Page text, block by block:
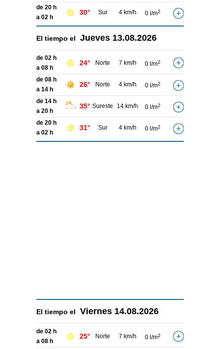
de 20 h
a 02 h
30° Sur 4 km/h 0 l/m2
El tiempo el Jueves 13.08.2026
de 02 h
a 08 h
24° Norte 7 km/h 0 l/m2
de 08 h
a 14 h
26° Norte 4 km/h 0 l/m2
de 14 h
a 20 h
35° Sureste 14 km/h 0 l/m2
de 20 h
a 02 h
31° Sur 4 km/h 0 l/m2
El tiempo el Viernes 14.08.2026
de 02 h
a 08 h
25° Norte 7 km/h 0 l/m2